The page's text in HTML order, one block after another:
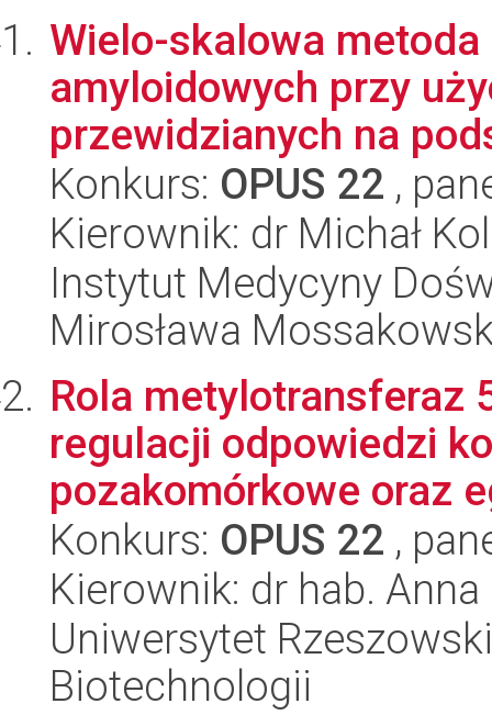
Wielo-skalowa metoda
amyloidowych przy
przewidzianych na
Konkurs: OPUS 22 ,
Kierownik: dr Michał
Instytut Medycyny
Mirosława
Rola metylotransferaz
regulacji odpowiedzi
pozakomórkowe oraz
Konkurs: OPUS 22 ,
Kierownik: dr hab.
Uniwersytet
Biotechnologii